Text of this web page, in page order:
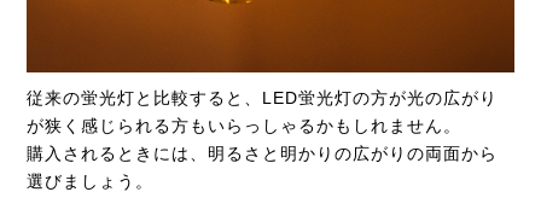
従来の蛍光灯と比較すると、LED蛍光灯の方が光の広がり
が狭く感じられる方もいらっしゃるかもしれません。
購入されるときには、明るさと明かりの広がりの両面から
選びましょう。